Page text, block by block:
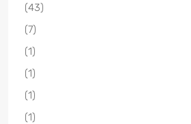
(43)
(7)
(1)
(1)
(1)
(1)